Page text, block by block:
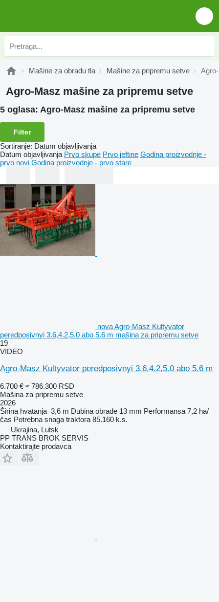
Mašine za obradu tla Mašine za pripremu setve
Agro-Masz mašine za pripremu setve
5 oglasa: Agro-Masz mašine za pripremu setve
Filter
Sortiranje: Datum objavljivanja
Datum objavljivanja Prvo skupe Prvo jeftine Godina proizvodnje -
prvo novi Godina proizvodnje - prvo stare
nova Agro-Masz Kultyvator
peredposivnyi 3.6,4.2,5.0 abo 5.6 m mašina za pripremu setve
19
VIDEO
Agro-Masz Kultyvator peredposivnyi 3.6,4.2,5.0 abo 5.6 m
6.700 € ≈ 786.300 RSD
Mašina za pripremu setve
2026
Širina hvatanja 3,6 m Dubina obrade 13 mm Performansa 7,2 ha/
čas Potrebna snaga traktora 85.160 k.s.
Ukrajina, Lutsk
PP TRANS BROK SERVIS
Kontaktirajte prodavca